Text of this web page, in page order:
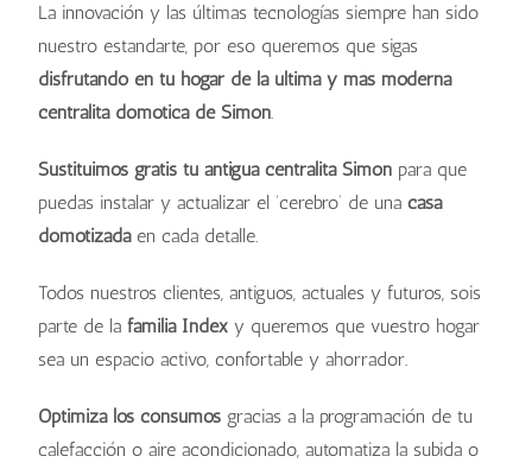
La innovación y las últimas tecnologías siempre han sido
nuestro estandarte, por eso queremos que sigas
disfrutando en tu hogar de la última y más moderna
centralita domótica de Simon.
Sustituimos gratis tu antigua centralita Simon para que
puedas instalar y actualizar el ‘cerebro’ de unacasa
domotizadaen cada detalle.
Todos nuestros clientes, antiguos, actuales y futuros, sois
parte de lafamilia Index y queremos que vuestro hogar
sea un espacio activo, confortable y ahorrador.
Optimiza los consumos gracias a la programación de tu
calefacción o aire acondicionado, automatiza la subida o